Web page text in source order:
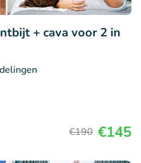
+ cava voor 2 in
€190 €145